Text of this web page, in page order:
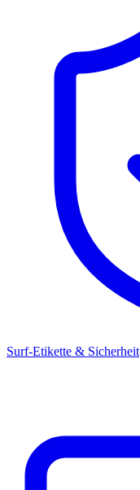
Surf-Etikette & Sicherheit